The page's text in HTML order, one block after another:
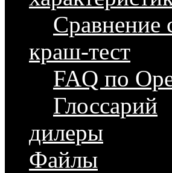
Сравнение
краш-тест
FAQ по
Глоссарий
дилеры
Файлы